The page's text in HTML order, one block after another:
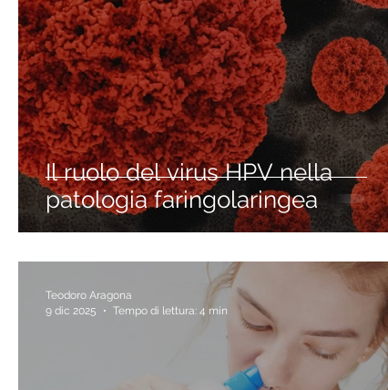
Il ruolo del virus HPV nella
patologia faringolaringea
Teodoro Aragona
9 dic 2025
Tempo di lettura: 4 min